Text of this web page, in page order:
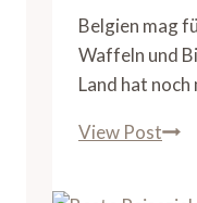
Belgien mag
Waffeln und
Land hat
View Post